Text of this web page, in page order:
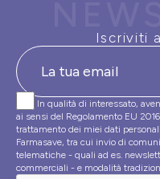
Iscriviti
In qualità di interessato,
ai sensi del Regolamento EU
trattamento dei miei dati
Farmasave, tra cui invio di
telematiche - quali ad es.
commerciali - e modalità